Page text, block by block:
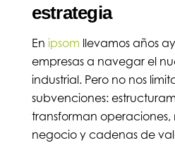
estrategia
En ipsom llevamos años
empresas a navegar el
industrial. Pero no nos
subvenciones:
transforman operaciones,
negocio y cadenas de